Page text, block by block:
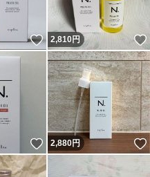
いいね！
2,810円
いいね！
2,880円